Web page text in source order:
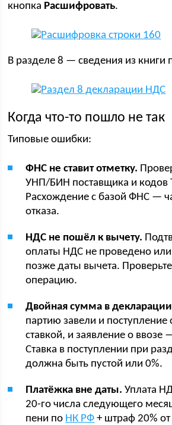
кнопка Расшифровать.
В разделе 8 — сведения из книги
Когда что-то пошло не так
Типовые ошибки:
ФНС не ставит отметку.
УНП/БИН поставщика и кодов
Расхождение с базой ФНС —
отказа.
НДС не пошёл к вычету.
оплаты НДС не проведено или
позже даты вычета.
операцию.
Двойная сумма в
партию завели и поступление
ставкой, и заявление о ввозе
Ставка в поступлении при
должна быть пустой или 0%.
Платёжка вне даты. Уплата
20-го числа следующего
пени по НК РФ + штраф 20%